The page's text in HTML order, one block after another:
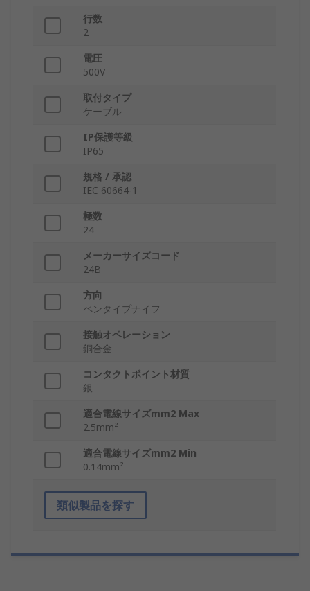
行数
2
電圧
500V
取付タイプ
ケーブル
IP保護等級
IP65
規格 / 承認
IEC 60664-1
極数
24
メーカーサイズコード
24B
方向
ペンタイプナイフ
接触オペレーション
銅合金
コンタクトポイント材質
銀
適合電線サイズmm2 Max
2.5mm²
適合電線サイズmm2 Min
0.14mm²
類似製品を探す